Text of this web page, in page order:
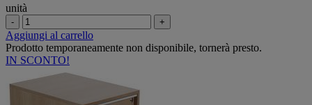
unità
- +
Aggiungi al carrello
Prodotto temporaneamente non disponibile, tornerà presto.
IN SCONTO!